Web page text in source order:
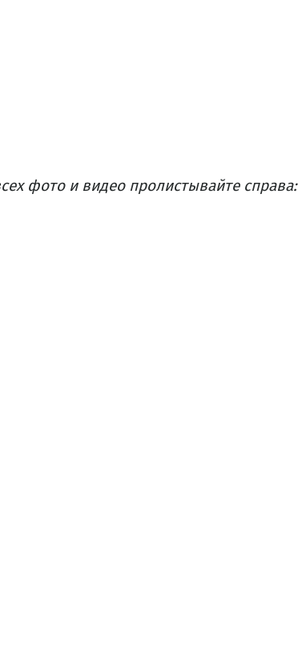
фото и видео пролистывайте справа: